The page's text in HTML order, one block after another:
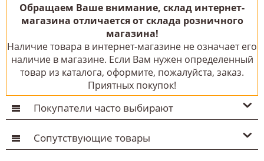
Обращаем Ваше внимание, склад интернет-
магазина отличается от склада розничного
магазина!
Наличие товара в интернет-магазине не означает его
наличие в магазине. Если Вам нужен определенный
товар из каталога, оформите, пожалуйста, заказ.
Приятных покупок!
Покупатели часто выбирают
Сопутствующие товары